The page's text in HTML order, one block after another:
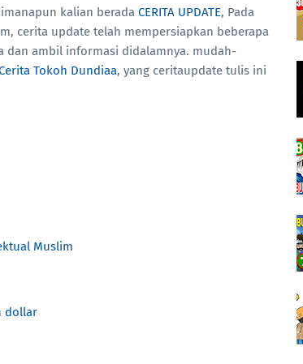
kalian berada CERITA UPDATE, Pada
cerita update telah mempersiapkan beberapa
dan ambil informasi didalamnya. mudah-
Tokoh Dundiaa, yang ceritaupdate tulis ini
Muslim
dollar